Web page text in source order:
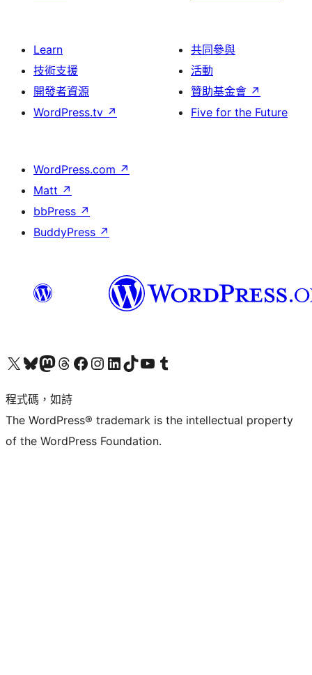
Learn
技術支援
開發者資源
WordPress.tv ↗
共同參與
活動
贊助基金會 ↗
Five for the Future
WordPress.com ↗
Matt ↗
bbPress ↗
BuddyPress ↗
查看我們的 X (之前的 Twitter) 帳號造訪我們的 Bluesky 帳號造訪我們的 Mastodon 帳號造訪我們的 Threads 帳號 造訪我們的 Facebook 粉絲專頁Visit our Instagram account
Visit our LinkedIn account
造訪我們的 TikTok 帳號Visit our YouTube channel
造訪我們的 Tumblr 帳號
程式碼，如詩
The WordPress® trademark is the intellectual property
of the WordPress Foundation.